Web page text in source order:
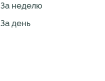
За неделю
За день